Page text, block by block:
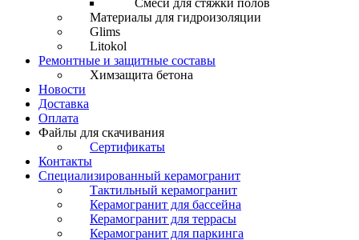
Смеси для стяжки полов
Материалы для гидроизоляции
Glims
Litokol
Ремонтные и защитные составы
Химзащита бетона
Новости
Доставка
Оплата
Файлы для скачивания
Сертификаты
Контакты
Специализированный керамогранит
Тактильный керамогранит
Керамогранит для бассейна
Керамогранит для террасы
Керамогранит для паркинга